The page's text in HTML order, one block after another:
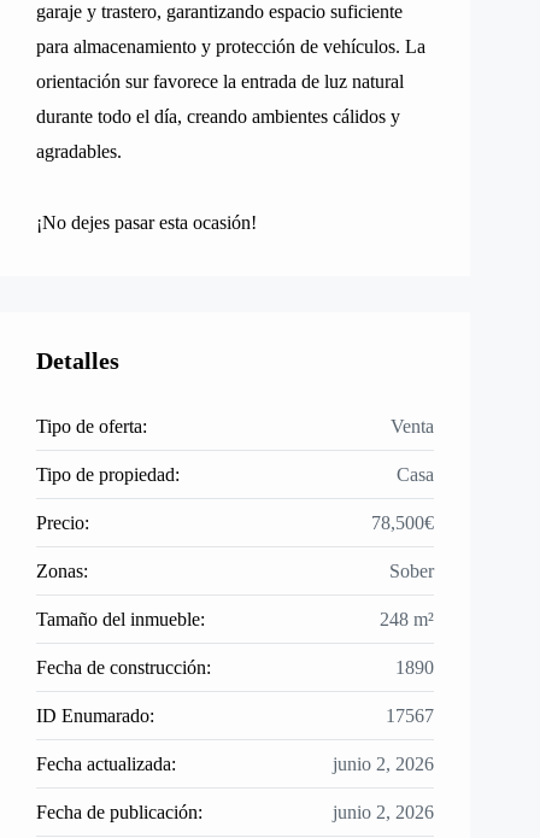
garaje y trastero, garantizando espacio suficiente
para almacenamiento y protección de vehículos. La
orientación sur favorece la entrada de luz natural
durante todo el día, creando ambientes cálidos y
agradables.
¡No dejes pasar esta ocasión!
Detalles
Tipo de oferta: Venta
Tipo de propiedad: Casa
Precio: 78,500€
Zonas: Sober
Tamaño del inmueble: 248 m²
Fecha de construcción: 1890
ID Enumarado: 17567
Fecha actualizada: junio 2, 2026
Fecha de publicación: junio 2, 2026